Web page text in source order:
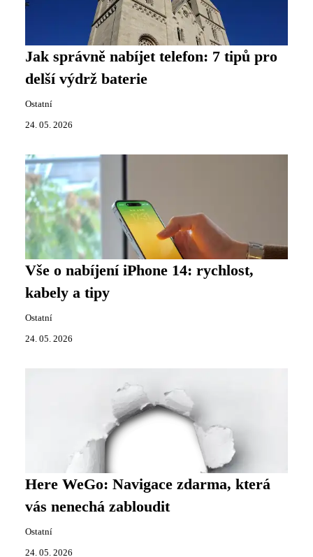
Jak správně nabíjet telefon: 7 tipů pro
delší výdrž baterie
Ostatní
24. 05. 2026
Vše o nabíjení iPhone 14: rychlost,
kabely a tipy
Ostatní
24. 05. 2026
Here WeGo: Navigace zdarma, která
vás nenechá zabloudit
Ostatní
24. 05. 2026